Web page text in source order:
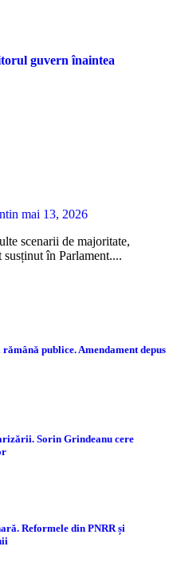
guvern înaintea
mai 13, 2026
în Parlament....
publice. Amendament depus
Sorin Grindeanu cere
Reformele din PNRR și